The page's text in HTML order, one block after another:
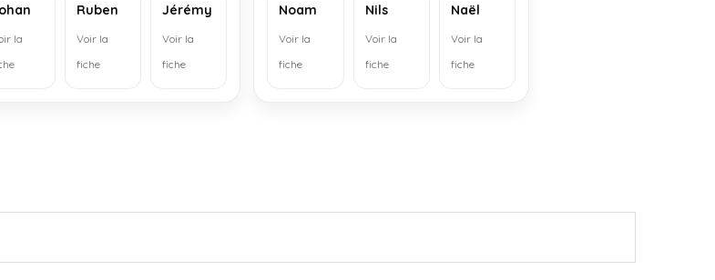
la
Ruben
Voir la
fiche
Jérémy
Voir la
fiche
Noam
Voir la
fiche
Nils
Voir la
fiche
Naël
Voir la
fiche